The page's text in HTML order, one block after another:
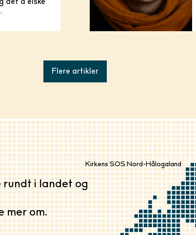
det å elske
Flere artikler
rundt i landet og
mer om.
Kirkens SOS Nord-Hålogaland